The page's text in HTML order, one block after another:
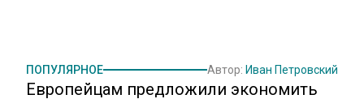
ПОПУЛЯРНОЕ Автор: Иван Петровский
Европейцам предложили экономить